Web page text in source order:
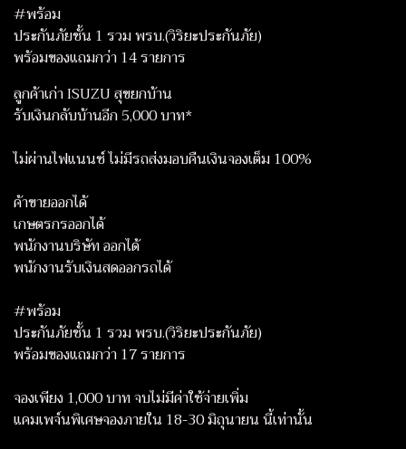
#พร้อม
ประกันภัยชั้น 1 รวม พรบ.(วิริยะประกันภัย)
พร้อมของแถมกว่า 14 รายการ
ลูกค้าเก่า ISUZU สุขยกบ้าน
รับเงินกลับบ้านอีก 5,000 บาท*
ไม่ผ่านไฟแนนซ์ ไม่มีรถส่งมอบคืนเงินจองเต็ม 100%
ค้าขายออกได้
เกษตรกรออกได้
พนักงานบริษัท ออกได้
พนักงานรับเงินสดออกรถได้
#พร้อม
ประกันภัยชั้น 1 รวม พรบ.(วิริยะประกันภัย)
พร้อมของแถมกว่า 17 รายการ
จองเพียง 1,000 บาท จบไม่มีค่าใช้จ่ายเพิ่ม
แคมเพจ์นพิเศษจองภายใน 18-30 มิถุนายน นี้เท่านั้น